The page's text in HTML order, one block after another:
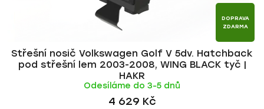
DOPRAVA
ZDARMA
Střešní nosič Volkswagen Golf V 5dv. Hatchback
pod střešní lem 2003-2008, WING BLACK tyč |
HAKR
Odesíláme do 3-5 dnů
4 629 Kč